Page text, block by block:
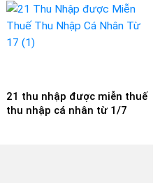
21 thu nhập được miễn thuế
thu nhập cá nhân từ 1/7